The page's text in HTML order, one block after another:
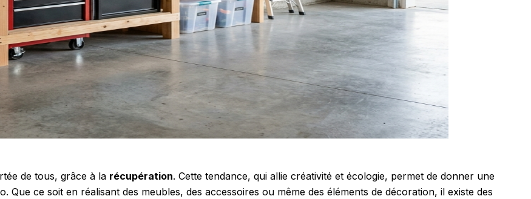
de tous, grâce à la récupération. Cette tendance, qui allie créativité et écologie, permet de donner une
ce soit en réalisant des meubles, des accessoires ou même des éléments de décoration, il existe des